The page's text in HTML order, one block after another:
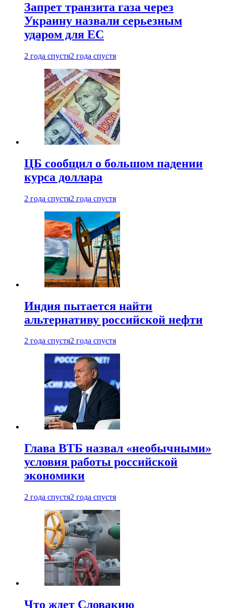
Запрет транзита газа через
Украину назвали серьезным
ударом для ЕС
2 года спустя2 года спустя
ЦБ сообщил о большом падении
курса доллара
2 года спустя2 года спустя
Индия пытается найти
альтернативу российской нефти
2 года спустя2 года спустя
Глава ВТБ назвал «необычными»
условия работы российской
экономики
2 года спустя2 года спустя
Что ждет Словакию